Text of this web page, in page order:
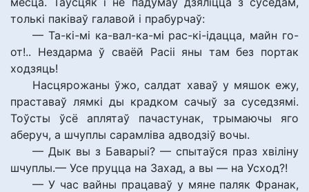
толькі паківаў галавой і прабурчаў:
— Та-кі-мі ка-вал-ка-мі рас-кі-ідацца, майн го-
от!.. Нездарма ў сваёй Расіі яны там без портак
ходзяць!
Насцярожаны ўжо, салдат хаваў у мяшок ежу,
праставаў лямкі ды крадком сачыў за суседзямі.
Тоўсты ўсё аплятаў пачастунак, трымаючы яго
аберуч, а шчуплы сарамліва адводзіў вочы.
— Дык вы з Баварыі? — спытаўся праз хвіліну
шчуплы.— Усе пруцца на Захад, а вы — на Усход?!
— У час вайны працаваў у мяне паляк Франак,